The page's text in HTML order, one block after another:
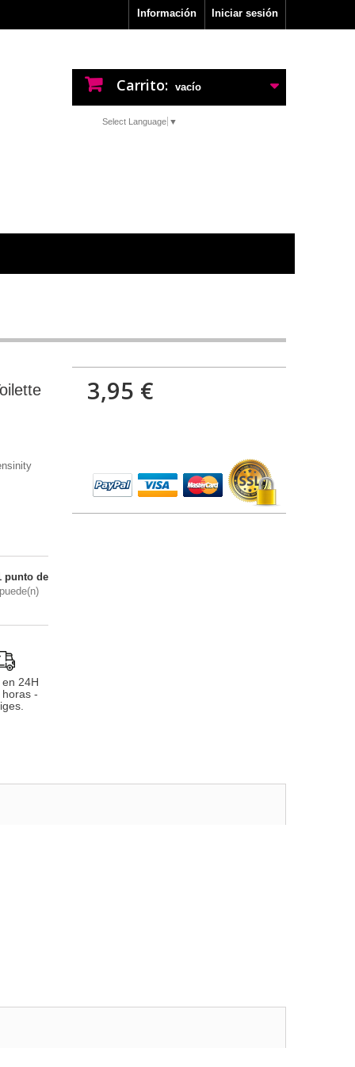
Iniciar sesión
Información
Carrito: vacío
Select Language ▼
punto de
24H
-
3,95 €